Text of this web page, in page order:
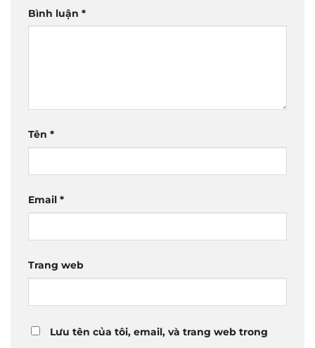
Bình luận *
Tên *
Email *
Trang web
Lưu tên của tôi, email, và trang web trong